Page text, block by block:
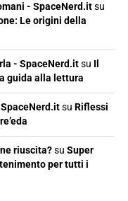
- SpaceNerd.itsu
Le origini della
- SpaceNerd.itsu Il
guida alla lettura
su Riflessi
riuscita?su Super
per tutti i